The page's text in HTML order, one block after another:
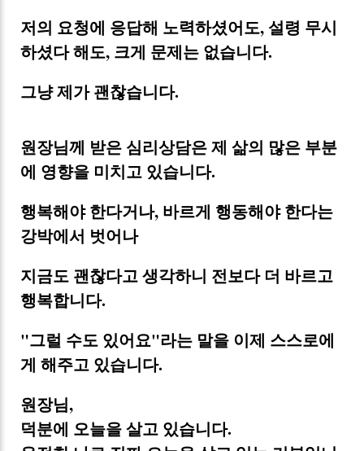
저의 요청에 응답해 노력하셨어도, 설령 무시
하셨다 해도, 크게 문제는 없습니다.
그냥 제가 괜찮습니다.
원장님께 받은 심리상담은 제 삶의 많은 부분
에 영향을 미치고 있습니다.
행복해야 한다거나, 바르게 행동해야 한다는
강박에서 벗어나
지금도 괜찮다고 생각하니 전보다 더 바르고
행복합니다.
"그럴 수도 있어요"라는 말을 이제 스스로에
게 해주고 있습니다.
원장님,
덕분에 오늘을 살고 있습니다.